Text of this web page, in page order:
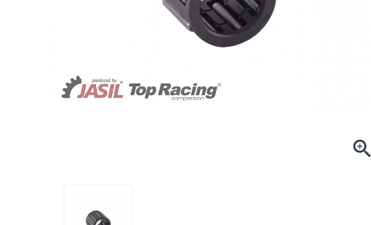
